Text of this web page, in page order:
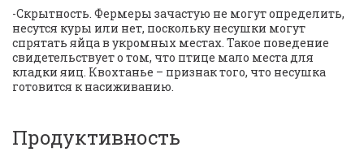
-Скрытность. Фермеры зачастую не могут определить,
несутся куры или нет, поскольку несушки могут
спрятать яйца в укромных местах. Такое поведение
свидетельствует о том, что птице мало места для
кладки яиц. Квохтанье – признак того, что несушка
готовится к насиживанию.
Продуктивность